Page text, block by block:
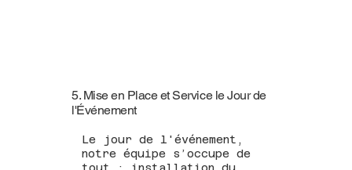
5. Mise en Place et Service le Jour de
l'Événement
Le jour de l'événement,
notre équipe s’occupe de